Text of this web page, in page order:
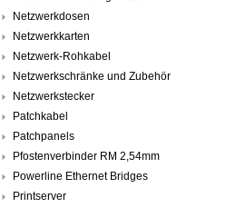
Netzwerkdosen
Netzwerkkarten
Netzwerk-Rohkabel
Netzwerkschränke und Zubehör
Netzwerkstecker
Patchkabel
Patchpanels
Pfostenverbinder RM 2,54mm
Powerline Ethernet Bridges
Printserver